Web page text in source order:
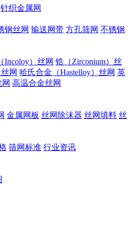
针织金属网
钢丝网 输送网带 方孔筛网 不锈钢
Incoloy）丝网 锆（Zirconium）丝
网 哈氏合金（Hastelloy）丝网 英
高温合金丝网
金属网板 丝网除沫器 丝网填料 丝
筛网标准 行业资讯